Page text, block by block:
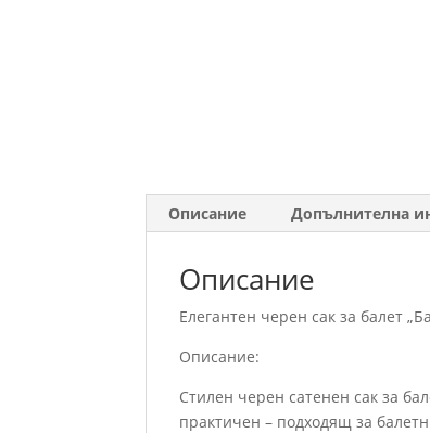
Описание Допълнителна
Описание
Елегантен черен сак за балет
Описание:
Стилен черен сатенен сак за
практичен – подходящ за